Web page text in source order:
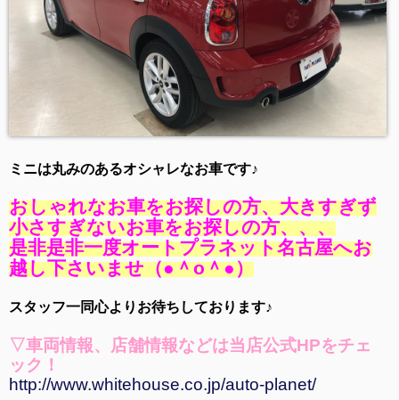
ミニは丸みのあるオシャレなお車です♪
おしゃれなお車をお探しの方、大きすぎず
小さすぎないお車をお探しの方、、、
是非是非一度オートプラネット名古屋へお
越し下さいませ（●＾o＾●）
スタッフ一同心よりお待ちしております♪
▽車両情報、店舗情報などは当店公式HPをチェ
ック ！
http://www.whitehouse.co.jp/auto-planet/